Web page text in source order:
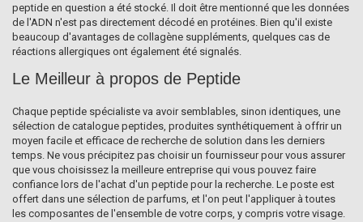
peptide en question a été stocké. Il doit être mentionné que les données
de l'ADN n'est pas directement décodé en protéines. Bien qu'il existe
beaucoup d'avantages de collagène suppléments, quelques cas de
réactions allergiques ont également été signalés.
Le Meilleur à propos de Peptide
Chaque peptide spécialiste va avoir semblables, sinon identiques, une
sélection de catalogue peptides, produites synthétiquement à offrir un
moyen facile et efficace de recherche de solution dans les derniers
temps. Ne vous précipitez pas choisir un fournisseur pour vous assurer
que vous choisissez la meilleure entreprise qui vous pouvez faire
confiance lors de l'achat d'un peptide pour la recherche. Le poste est
offert dans une sélection de parfums, et l'on peut l'appliquer à toutes
les composantes de l'ensemble de votre corps, y compris votre visage.